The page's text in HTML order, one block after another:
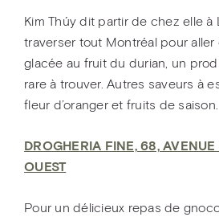
Kim Thúy dit partir de chez elle à
traverser tout Montréal pour
glacée au fruit du durian, un
rare à trouver. Autres saveurs à
fleur d’oranger et fruits de saison.
DROGHERIA FINE, 68,
OUEST
Pour un délicieux repas de